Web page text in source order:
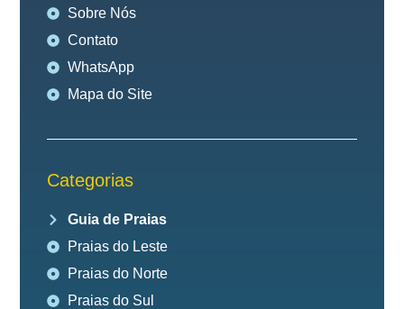
Sobre Nós
Contato
WhatsApp
Mapa do Site
Categorias
Guia de Praias
Praias do Leste
Praias do Norte
Praias do Sul